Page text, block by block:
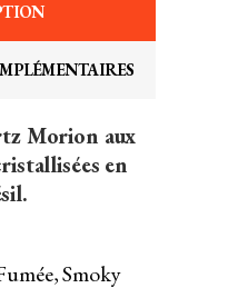
Morion aux
en
Smoky